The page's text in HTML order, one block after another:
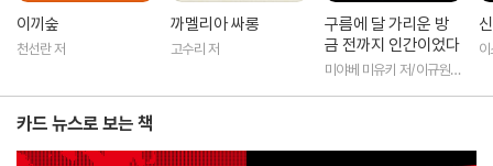
이끼숲
천선란 저
까멜리아 싸롱
고수리 저
구름에 달 가리운 방
금 전까지 인간이었다
미야베 미유키 저/이규원
카드 뉴스로 보는 책